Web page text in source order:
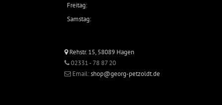
Freitag:
Samstag:
Rehstr. 15, 58089 Hagen
02331 - 78 87 20
Email:shop@georg-petzoldt.de